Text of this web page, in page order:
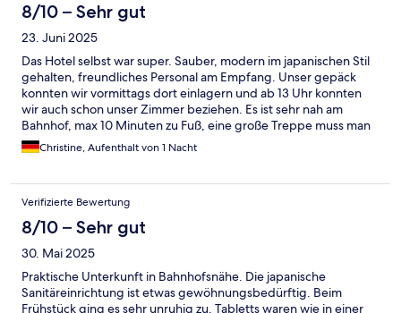
8/10 – Sehr gut
23. Juni 2025
Das Hotel selbst war super. Sauber, modern im japanischen Stil
gehalten, freundliches Personal am Empfang. Unser gepäck
konnten wir vormittags dort einlagern und ab 13 Uhr konnten
wir auch schon unser Zimmer beziehen. Es ist sehr nah am
Bahnhof, max 10 Minuten zu Fuß, eine große Treppe muss man
auf dem Weg herauf gehen. Leider sind in direkter Umgebung
zum Hotel ein paar Plätze an denen sich Obdachlose platziert
Christine, Aufenthalt von 1 Nacht
Verifizierte Bewertung
8/10 – Sehr gut
30. Mai 2025
Praktische Unterkunft in Bahnhofsnähe. Die japanische
Sanitäreinrichtung ist etwas gewöhnungsbedürftig. Beim
Frühstück ging es sehr unruhig zu. Tabletts waren wie in einer